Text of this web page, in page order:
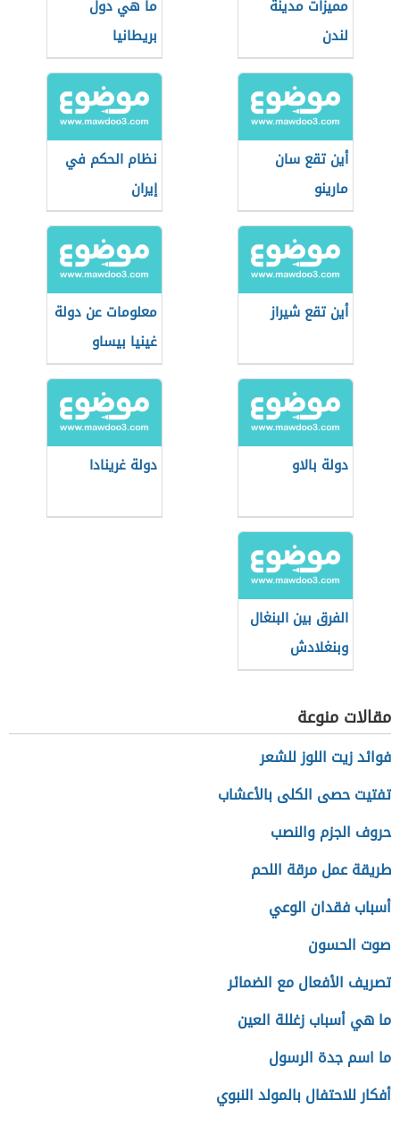
مميزات مدينة
لندن
ما هي دول
بريطانيا
أين تقع سان
مارينو
نظام الحكم في
إيران
أين تقع شيراز
معلومات عن دولة
غينيا بيساو
دولة بالاو دولة غرينادا
الفرق بين البنغال
وبنغلادش
مقالات منوعة
فوائد زيت اللوز للشعر
تفتيت حصى الكلى بالأعشاب
حروف الجزم والنصب
طريقة عمل مرقة اللحم
أسباب فقدان الوعي
صوت الحسون
تصريف الأفعال مع الضمائر
ما هي أسباب زغللة العين
ما اسم جدة الرسول
أفكار للاحتفال بالمولد النبوي